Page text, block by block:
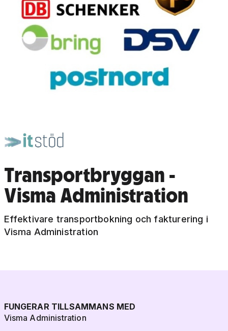
Transportbryggan -
Visma Administration
Effektivare transportbokning och fakturering i
Visma Administration
FUNGERAR TILLSAMMANS MED
Visma Administration